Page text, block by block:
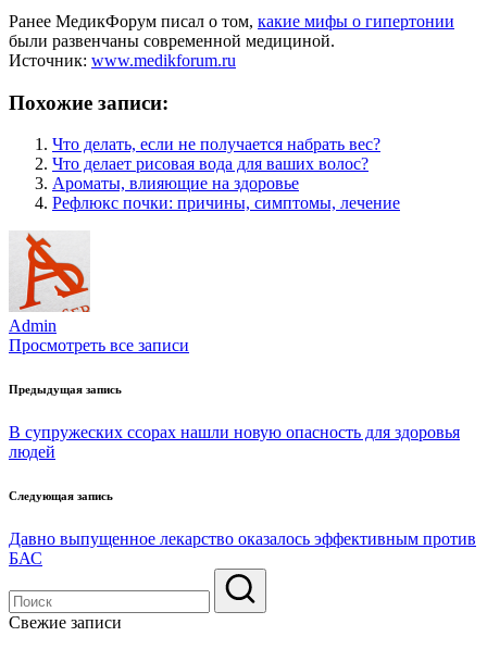
Ранее МедикФорум писал о том, какие мифы о гипертонии
были развенчаны современной медициной.
Источник: www.medikforum.ru
Похожие записи:
Что делать, если не получается набрать вес?
Что делает рисовая вода для ваших волос?
Ароматы, влияющие на здоровье
Рефлюкс почки: причины, симптомы, лечение
Admin
Просмотреть все записи
Навигация
по
записям
Предыдущая запись
В супружеских ссорах нашли новую опасность для здоровья
людей
Следующая запись
Давно выпущенное лекарство оказалось эффективным против
БАС
Свежие записи